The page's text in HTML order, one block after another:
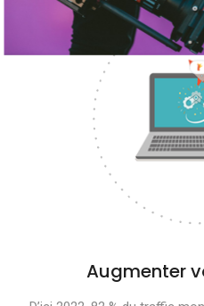
Augmenter